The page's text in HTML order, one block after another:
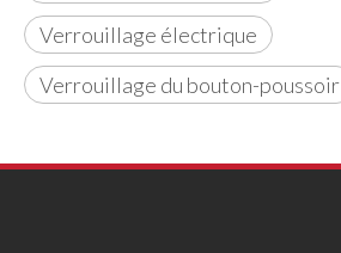
Verrouillage électrique
Verrouillage du bouton-poussoir